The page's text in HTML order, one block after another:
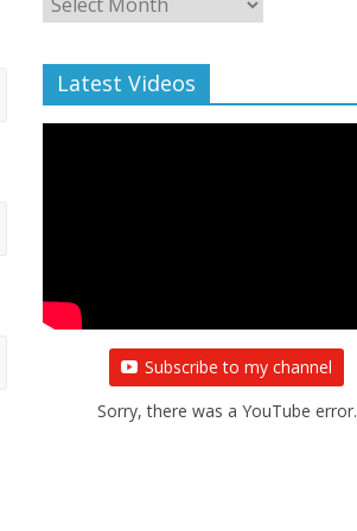
Archive
Latest Videos
Subscribe to my channel
Sorry, there was a YouTube error.